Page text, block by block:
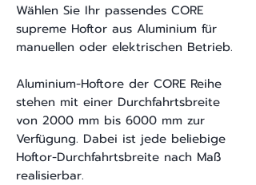
Wählen Sie Ihr passendes CORE
supreme Hoftor aus Aluminium für
manuellen oder elektrischen Betrieb.
Aluminium-Hoftore der CORE Reihe
stehen mit einer Durchfahrtsbreite
von 2000 mm bis 6000 mm zur
Verfügung. Dabei ist jede beliebige
Hoftor-Durchfahrtsbreite nach Maß
realisierbar.